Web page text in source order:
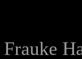
Frauke